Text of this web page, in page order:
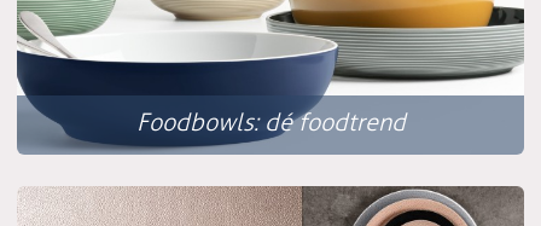
Foodbowls: dé foodtrend